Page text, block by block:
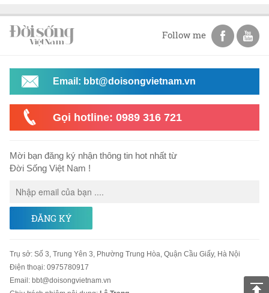
Follow me
Email: bbt@doisongvietnam.vn
Gọi hotline: 0989 316 721
Mời bạn đăng ký nhận thông tin hot nhất từ
Đời Sống Việt Nam !
ĐĂNG KÝ
Trụ sở: Số 3, Trung Yên 3, Phường Trung Hòa, Quận Cầu Giấy, Hà Nội
Điện thoại: 0975780917
Email : bbt@doisongvietnam.vn